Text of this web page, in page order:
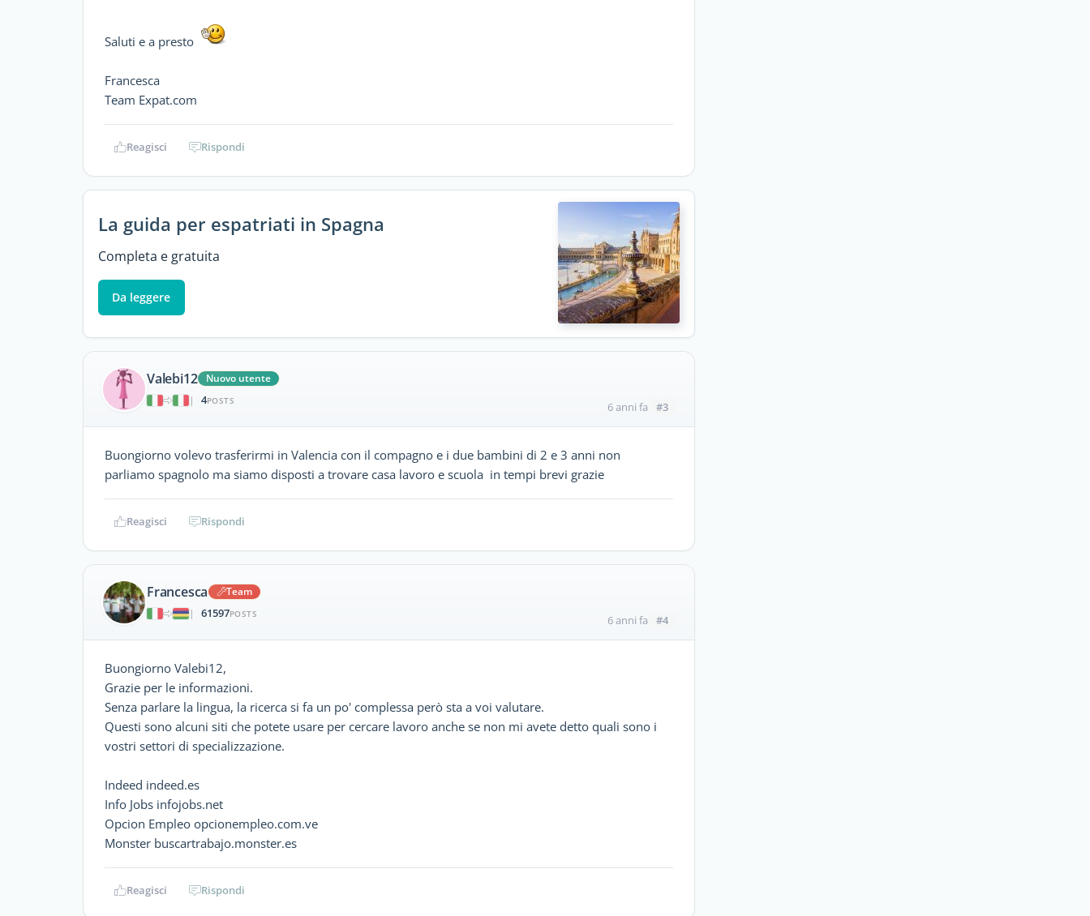
Saluti e a presto
Francesca
Team Expat.com
Reagisci Rispondi
La guida per espatriati in Spagna
Completa e gratuita
Da leggere
Valebi12
Nuovo utente
|
4POSTS 6 anni fa #3
Buongiorno volevo trasferirmi in Valencia con il compagno e i due bambini di 2 e 3 anni non
parliamo spagnolo ma siamo disposti a trovare casa lavoro e scuola in tempi brevi grazie
Reagisci Rispondi
Francesca
Team
|
61597POSTS 6 anni fa #4
Buongiorno Valebi12,
Grazie per le informazioni.
Senza parlare la lingua, la ricerca si fa un po' complessa però sta a voi valutare.
Questi sono alcuni siti che potete usare per cercare lavoro anche se non mi avete detto quali sono i
vostri settori di specializzazione.
Indeed indeed.es
Info Jobs infojobs.net
Opcion Empleo opcionempleo.com.ve
Monster buscartrabajo.monster.es
Reagisci Rispondi